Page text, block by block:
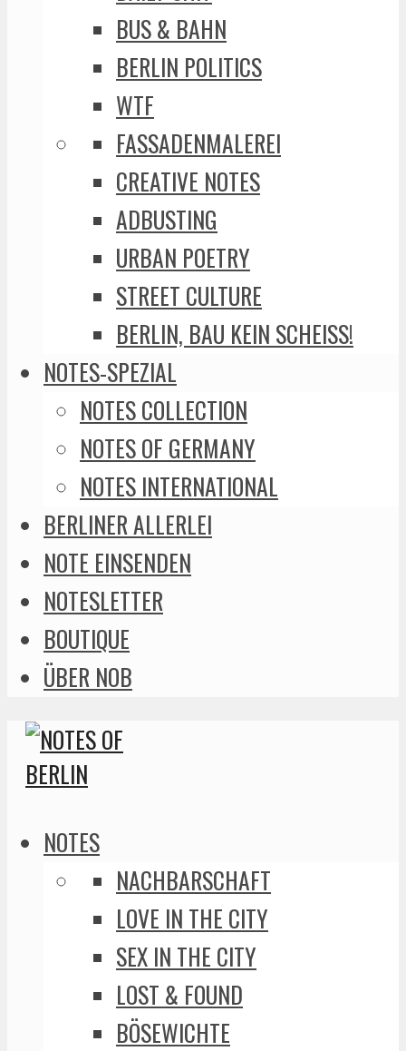
BUS & BAHN
BERLIN POLITICS
WTF
FASSADENMALEREI
CREATIVE NOTES
ADBUSTING
URBAN POETRY
STREET CULTURE
BERLIN, BAU KEIN SCHEISS!
NOTES-SPEZIAL
NOTES COLLECTION
NOTES OF GERMANY
NOTES INTERNATIONAL
BERLINER ALLERLEI
NOTE EINSENDEN
NOTESLETTER
BOUTIQUE
ÜBER NOB
NOTES
NACHBARSCHAFT
LOVE IN THE CITY
SEX IN THE CITY
LOST & FOUND
BÖSEWICHTE